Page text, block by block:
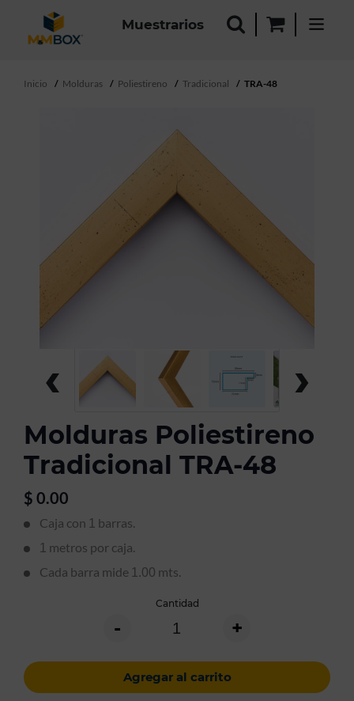
Muestrarios
Inicio Molduras Poliestireno Tradicional TRA-48
‹ ›
Molduras Poliestireno
Tradicional TRA-48
$ 0.00
Caja con 1 barras.
1 metros por caja.
Cada barra mide 1.00 mts.
Cantidad
- +
Agregar al carrito